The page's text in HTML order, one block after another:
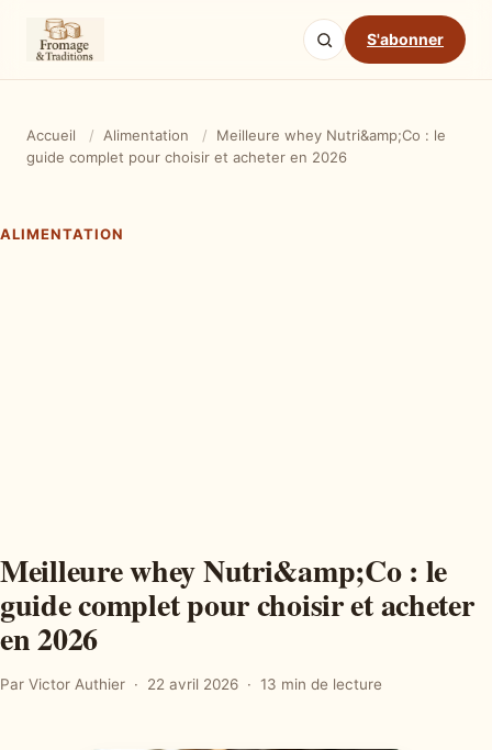
S'abonner
Accueil / Alimentation /
Meilleure whey Nutri&amp;Co : le
guide complet pour choisir et acheter en 2026
ALIMENTATION
Meilleure whey Nutri&amp;Co : le
guide complet pour choisir et acheter
en 2026
Par Victor Authier 22 avril 2026 13 min de lecture